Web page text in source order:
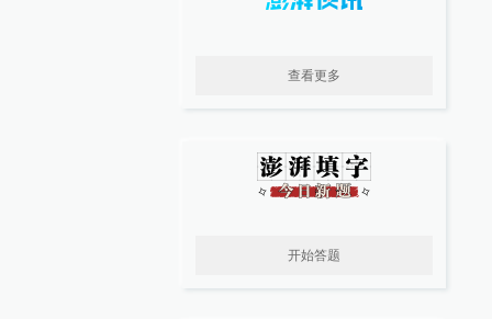
查看更多
开始答题